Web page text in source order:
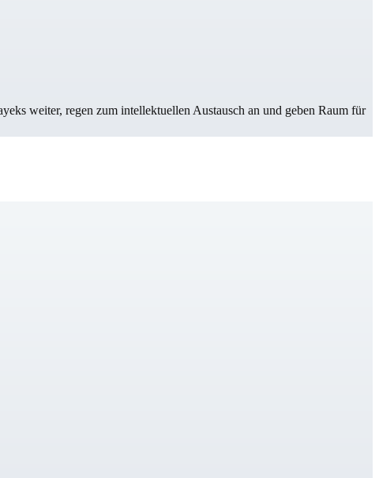
weiter, regen zum intellektuellen Austausch an und geben Raum für